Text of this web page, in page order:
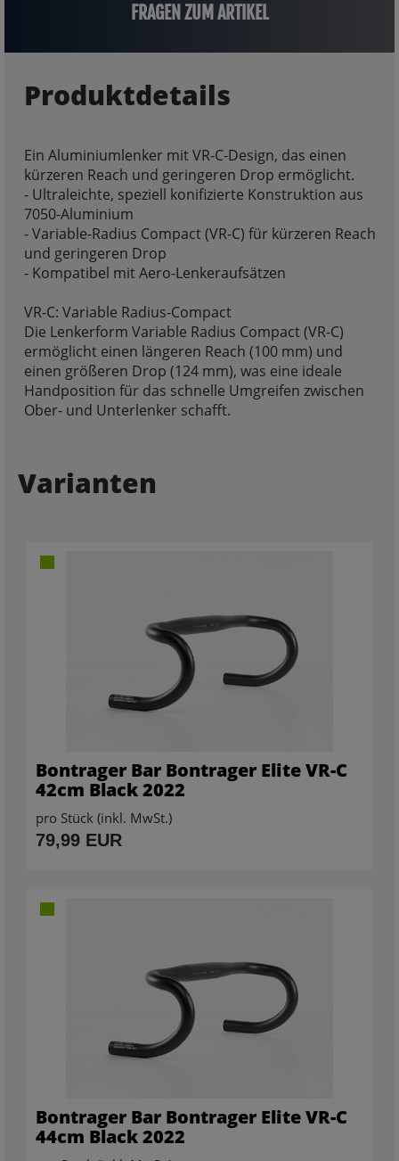
FRAGEN ZUM ARTIKEL
Produktdetails
Ein Aluminiumlenker mit VR-C-Design, das einen
kürzeren Reach und geringeren Drop ermöglicht.
- Ultraleichte, speziell konifizierte Konstruktion aus
7050-Aluminium
- Variable-Radius Compact (VR-C) für kürzeren Reach
und geringeren Drop
- Kompatibel mit Aero-Lenkeraufsätzen
VR-C: Variable Radius-Compact
Die Lenkerform Variable Radius Compact (VR-C)
ermöglicht einen längeren Reach (100 mm) und
einen größeren Drop (124 mm), was eine ideale
Handposition für das schnelle Umgreifen zwischen
Ober- und Unterlenker schafft.
Varianten
Bontrager Bar Bontrager Elite VR-C
42cm Black 2022
pro Stück (inkl. MwSt.)
79,99 EUR
Bontrager Bar Bontrager Elite VR-C
44cm Black 2022